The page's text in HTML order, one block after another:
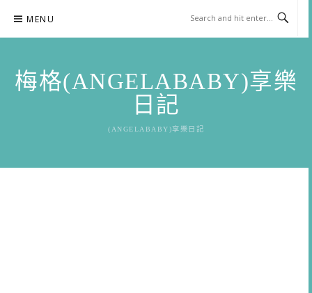
content
MENU
梅格(ANGELABABY)享樂
日記
(ANGELABABY)享樂日記